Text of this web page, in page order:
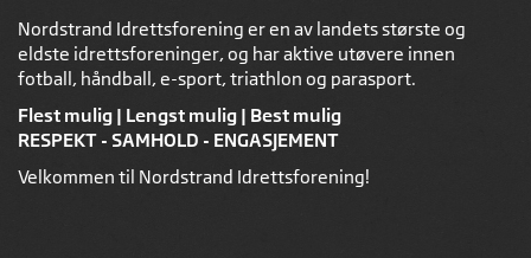
Nordstrand Idrettsforening er en av landets største og
eldste idrettsforeninger, og har aktive utøvere innen
fotball, håndball, e-sport, triathlon og parasport.
Flest mulig | Lengst mulig | Best mulig
RESPEKT - SAMHOLD - ENGASJEMENT
Velkommen til Nordstrand Idrettsforening!